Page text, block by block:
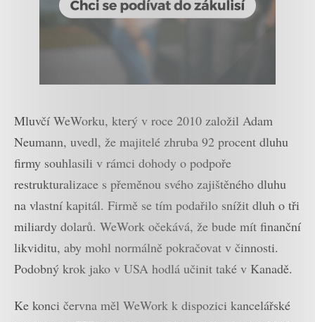
Mluvčí WeWorku, který v roce 2010 založil Adam
Neumann, uvedl, že majitelé zhruba 92 procent dluhu
firmy souhlasili v rámci dohody o podpoře
restrukturalizace s přeměnou svého zajištěného dluhu
na vlastní kapitál. Firmě se tím podařilo snížit dluh o tři
miliardy dolarů. WeWork očekává, že bude mít finanční
likviditu, aby mohl normálně pokračovat v činnosti.
Podobný krok jako v USA hodlá učinit také v Kanadě.
Ke konci června měl WeWork k dispozici kancelářské